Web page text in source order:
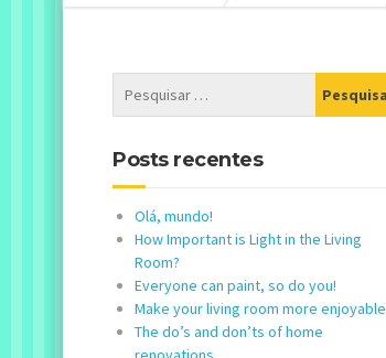
Posts recentes
Olá, mundo!
How Important is Light in the Living
Room?
Everyone can paint, so do you!
Make your living room more enjoyable
The do’s and don’ts of home